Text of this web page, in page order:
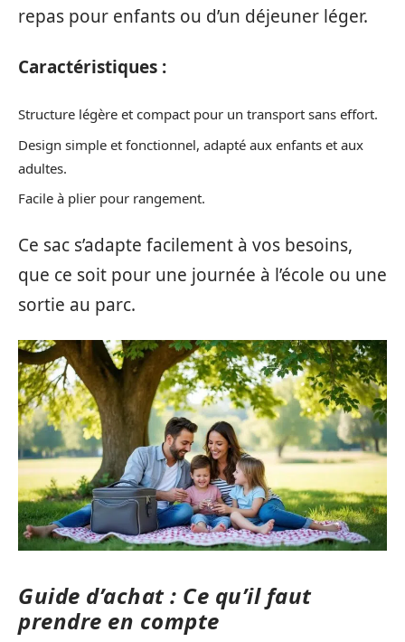
repas pour enfants ou d’un déjeuner léger.
Caractéristiques :
Structure légère et compact pour un transport sans effort.
Design simple et fonctionnel, adapté aux enfants et aux
adultes.
Facile à plier pour rangement.
Ce sac s’adapte facilement à vos besoins,
que ce soit pour une journée à l’école ou une
sortie au parc.
Guide d’achat : Ce qu’il faut
prendre en compte